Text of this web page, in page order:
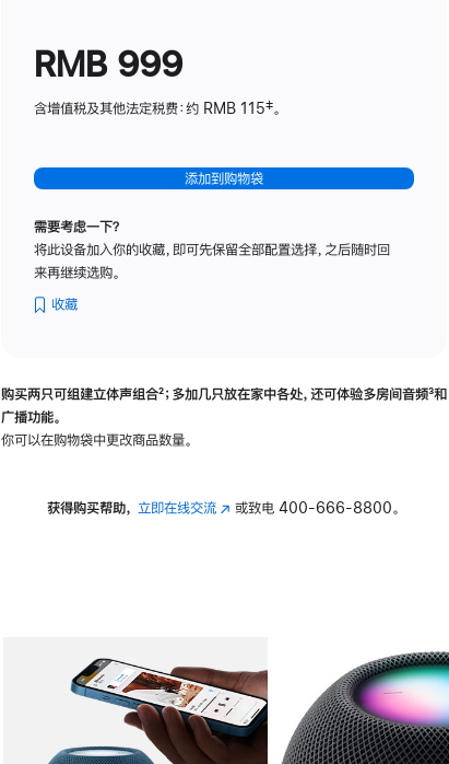
RMB 999
含增值税及其他法定税费：约 RMB 115‡。
添加到购物袋
需要考虑一下？
将此设备加入你的收藏，即可先保留全部配置选择，之后随时回
来再继续选购。
收藏
购买两只可组建立体声组合脚
²；多加几只放在家中各处，还可体验多‍房‍间音频脚
³和
广播功能。
你可以在购物袋中更改商品数量。
获得购买帮助， 立即在线交流(在 或致电 400-666-8800。
图库 图像 4 图库 图像 5